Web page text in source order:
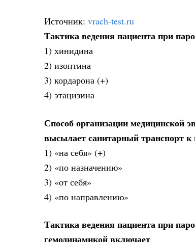
Источник: vrach-test.ru
Тактика ведения пациента при
1) хинидина
2) изоптина
3) кордарона (+)
4) этацизина
Способ организации медицинской
высылает санитарный транспорт
1) «на себя» (+)
2) «по назначению»
3) «от себя»
4) «по направлению»
Тактика ведения пациента при
гемодинамикой включает